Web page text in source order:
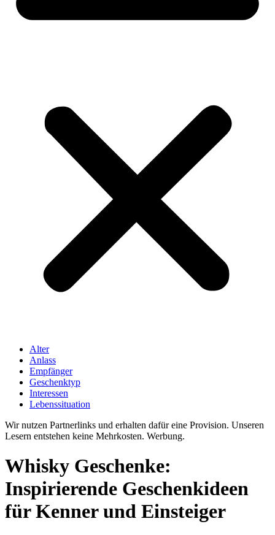
Alter
Anlass
Empfänger
Geschenktyp
Interessen
Lebenssituation
Wir nutzen Partnerlinks und erhalten dafür eine Provision. Unseren
Lesern entstehen keine Mehrkosten. Werbung.
Whisky Geschenke:
Inspirierende Geschenkideen
für Kenner und Einsteiger